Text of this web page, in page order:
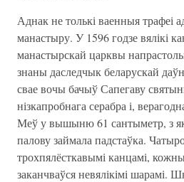
Аднак не толькі ваенныя трафеі
манастыру. У 1596 годзе вялікі
манастырскай царквы
знаны даследчык беларускай
свае вочы бачыў Сапегаву
нізкапробнага серабра і,
Меў у вышыню 61 сантыметр, з
палову займала падстаўка.
трохпялёсткавымі канцамі,
заканчваўся невялікімі